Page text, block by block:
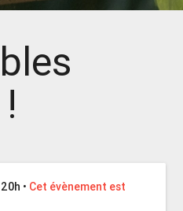
• Cet évènement est